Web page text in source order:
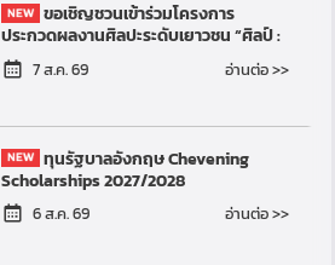
ขอเชิญชวนเข้าร่วมโครงการ
ประกวดผลงานศิลปะระดับเยาวชน “ศิลป์ :
ทรัพย์” รู้ใช้ รู้ค่า พัฒนา ต่อยอด (Art for
Resilient Futur...
7 ส.ค. 69 อ่านต่อ >>
ทุนรัฐบาลอังกฤษ Chevening
Scholarships 2027/2028
6 ส.ค. 69 อ่านต่อ >>